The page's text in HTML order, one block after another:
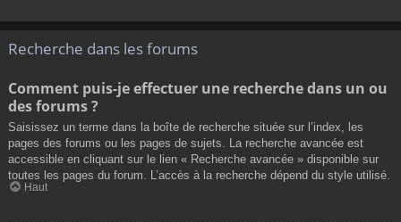
Recherche dans les forums
Comment puis-je effectuer une recherche dans un ou
des forums ?
Saisissez un terme dans la boîte de recherche située sur l’index, les
pages des forums ou les pages de sujets. La recherche avancée est
accessible en cliquant sur le lien « Recherche avancée » disponible sur
toutes les pages du forum. L’accès à la recherche dépend du style utilisé.
Haut